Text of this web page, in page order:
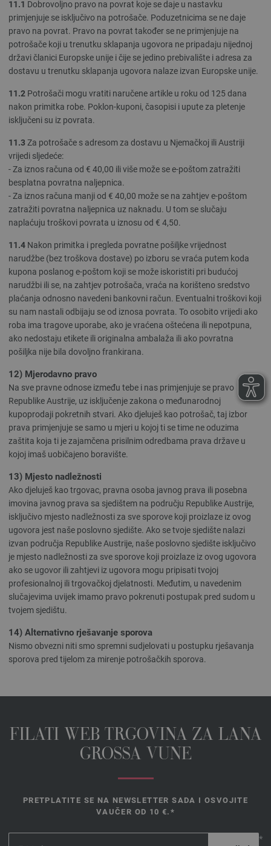
11.1 Dobrovoljno pravo na povrat koje se daje u nastavku
primjenjuje se isključivo na potrošače. Poduzetnicima se ne daje
pravo na povrat. Pravo na povrat također se ne primjenjuje na
potrošače koji u trenutku sklapanja ugovora ne pripadaju nijednoj
državi članici Europske unije i čije se jedino prebivalište i adresa za
dostavu u trenutku sklapanja ugovora nalaze izvan Europske unije.
11.2 Potrošači mogu vratiti naručene artikle u roku od 125 dana
nakon primitka robe. Poklon-kuponi, časopisi i upute za pletenje
isključeni su iz povrata.
11.3Za potrošače s adresom za dostavu u Njemačkoj ili Austriji
vrijedi sljedeće:
- Za iznos računa od € 40,00 ili više može se e-poštom zatražiti
besplatna povratna naljepnica.
- Za iznos računa manji od € 40,00 može se na zahtjev e-poštom
zatražiti povratna naljepnica uz naknadu. U tom se slučaju
naplaćuju troškovi povrata u iznosu od € 4,50.
11.4 Nakon primitka i pregleda povratne pošiljke vrijednost
narudžbe (bez troškova dostave) po izboru se vraća putem koda
kupona poslanog e-poštom koji se može iskoristiti pri budućoj
narudžbi ili se, na zahtjev potrošača, vraća na korišteno sredstvo
plaćanja odnosno navedeni bankovni račun. Eventualni troškovi koji
su nam nastali odbijaju se od iznosa povrata. To osobito vrijedi ako
roba ima tragove uporabe, ako je vraćena oštećena ili nepotpuna,
ako nedostaju etikete ili originalna ambalaža ili ako povratna
pošiljka nije bila dovoljno frankirana.
12) Mjerodavno pravo
Na sve pravne odnose između tebe i nas primjenjuje se pravo
Republike Austrije, uz isključenje zakona o međunarodnoj
kupoprodaji pokretnih stvari. Ako djeluješ kao potrošač, taj izbor
prava primjenjuje se samo u mjeri u kojoj ti se time ne oduzima
zaštita koja ti je zajamčena prisilnim odredbama prava države u
kojoj imaš uobičajeno boravište.
13) Mjesto nadležnosti
Ako djeluješ kao trgovac, pravna osoba javnog prava ili posebna
imovina javnog prava sa sjedištem na području Republike Austrije,
isključivo mjesto nadležnosti za sve sporove koji proizlaze iz ovog
ugovora jest naše poslovno sjedište. Ako se tvoje sjedište nalazi
izvan područja Republike Austrije, naše poslovno sjedište isključivo
je mjesto nadležnosti za sve sporove koji proizlaze iz ovog ugovora
ako se ugovor ili zahtjevi iz ugovora mogu pripisati tvojoj
profesionalnoj ili trgovačkoj djelatnosti. Međutim, u navedenim
slučajevima uvijek imamo pravo pokrenuti postupak pred sudom u
tvojem sjedištu.
14) Alternativno rješavanje sporova
Nismo obvezni niti smo spremni sudjelovati u postupku rješavanja
sporova pred tijelom za mirenje potrošačkih sporova.
FILATI WEB TRGOVINA ZA LANA
GROSSA VUNE
PRETPLATITE SE NA NEWSLETTER SADA I OSVOJITE
VAUČER OD 10 €.*
*